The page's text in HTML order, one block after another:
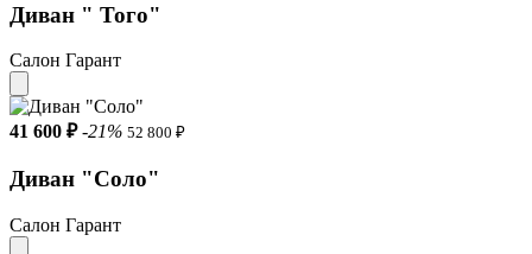
Диван " Того"
Салон Гарант
41 600 ₽ -21% 52 800 ₽
Диван "Соло"
Салон Гарант